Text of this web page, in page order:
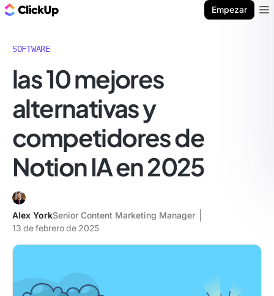
Empezar
SOFTWARE
las 10 mejores
alternativas y
competidores de
Notion IA en 2025
Alex YorkSenior Content Marketing Manager
13 de febrero de 2025